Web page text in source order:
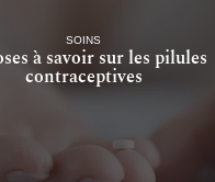
SOINS
à savoir sur les pilules
contraceptives